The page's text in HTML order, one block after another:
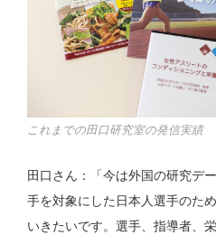
これまでの田口研究室の発信実績
田口さん：「今は外国の研究デ
手を対象にした日本人選手のた
いきたいです。選手、指導者、